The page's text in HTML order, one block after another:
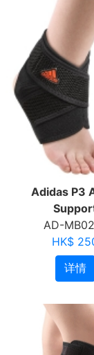
Adidas P3
AD-
HK$
详情